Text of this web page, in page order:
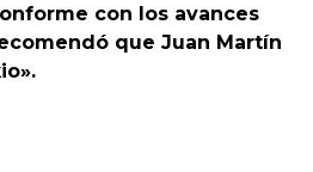
con los avances
que Juan Martín